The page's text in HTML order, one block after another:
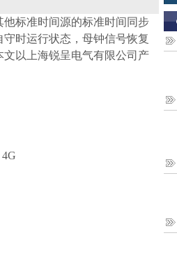
标准时间源的标准时间同步
时运行状态，母钟信号恢复
以上海锐呈电气有限公司产
4G